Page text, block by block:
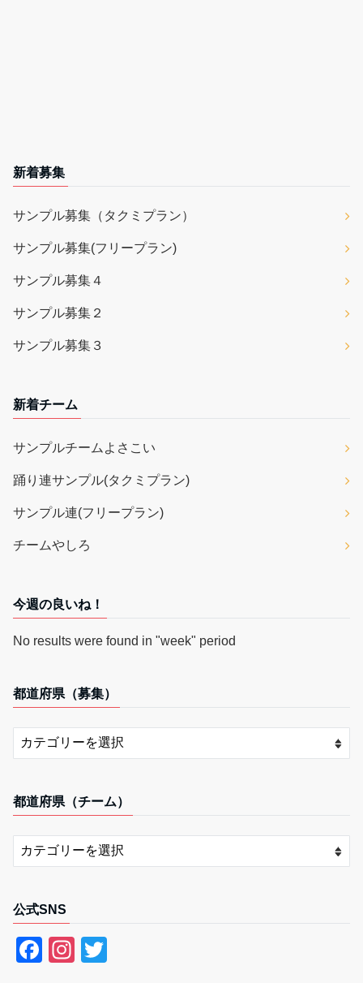
新着募集
サンプル募集（タクミプラン）
サンプル募集(フリープラン)
サンプル募集４
サンプル募集２
サンプル募集３
新着チーム
サンプルチームよさこい
踊り連サンプル(タクミプラン)
サンプル連(フリープラン)
チームやしろ
今週の良いね！
No results were found in "week" period
都道府県（募集）
都道府県（チーム）
公式SNS
F
In